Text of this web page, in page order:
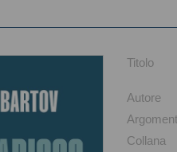
Titolo
Autore
Collana